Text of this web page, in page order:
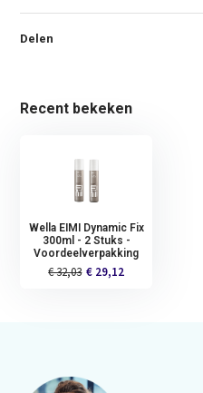
Delen
Recent bekeken
Wella EIMI Dynamic Fix
300ml - 2 Stuks -
Voordeelverpakking
€ 32,03 € 29,12